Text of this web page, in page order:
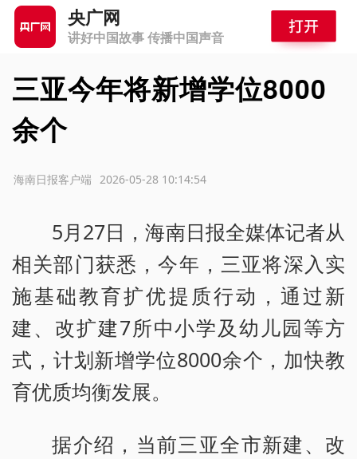
央广网
讲好中国故事 传播中国声音
三亚今年将新增学位8000
余个
2026-05-28 10:14:54
海南日报客户端
5月27日，海南日报全媒体记者从
相关部门获悉，今年，三亚将深入实
施基础教育扩优提质行动，通过新
建、改扩建7所中小学及幼儿园等方
式，计划新增学位8000余个，加快教
育优质均衡发展。
据介绍，当前三亚全市新建、改